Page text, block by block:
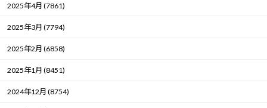
2025年4月 (7861)
2025年3月 (7794)
2025年2月 (6858)
2025年1月 (8451)
2024年12月 (8754)